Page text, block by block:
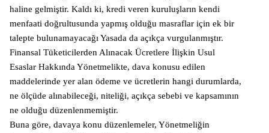
haline gelmiştir. Kaldı ki, kredi veren kuruluşların kendi
menfaati doğrultusunda yapmış olduğu masraflar için ek bir
talepte bulunamayacağı Yasada da açıkça vurgulanmıştır.
Finansal Tüketicilerden Alınacak Ücretlere İlişkin Usul
Esaslar Hakkında Yönetmelikte, dava konusu edilen
maddelerinde yer alan ödeme ve ücretlerin hangi durumlarda,
ne ölçüde alınabileceği, niteliği, açıkça sebebi ve kapsamının
ne olduğu düzenlenmemiştir.
Buna göre, davaya konu düzenlemeler, Yönetmeliğin